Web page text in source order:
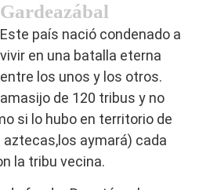
Gardeazábal
Este país nació condenado a
vivir en una batalla eterna
entre los unos y los otros.
de 120 tribus y no
si lo hubo en territorio de
aztecas,los aymará) cada
la tribu vecina.